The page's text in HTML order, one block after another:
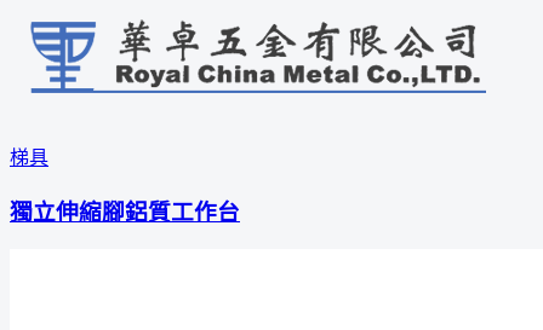
梯具
獨立伸縮腳鋁質工作台